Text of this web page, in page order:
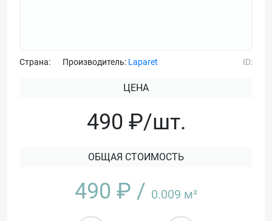
Страна: Производитель: Laparet ID:
ЦЕНА
490 ₽/шт.
ОБЩАЯ СТОИМОСТЬ
490 ₽ / 0.009 м²